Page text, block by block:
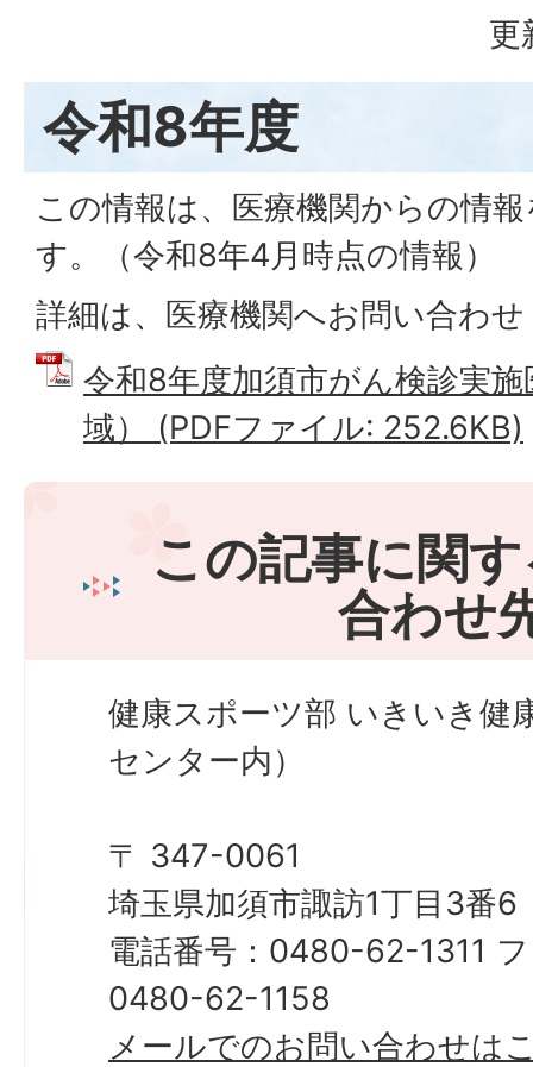
更
令和8年度
この情報は、医療機関からの情
す。（令和8年4月時点の情報）
詳細は、医療機関へお問い合わ
令和8年度加須市がん検診実
域） (PDFファイル: 252.6KB)
この記事に関
合わせ
健康スポーツ部 いきいき健
センター内）
〒 347-0061
埼玉県加須市諏訪1丁目3番6
電話番号：0480-62-1311
0480-62-1158
メールでのお問い合わせは